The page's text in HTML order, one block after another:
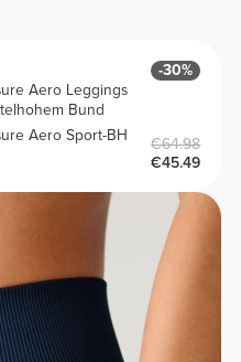
Aero Leggings
Bund
Aero Sport-BH
-30%
€64.98
€45.49